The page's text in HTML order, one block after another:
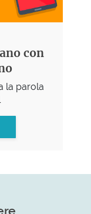
con
la parola